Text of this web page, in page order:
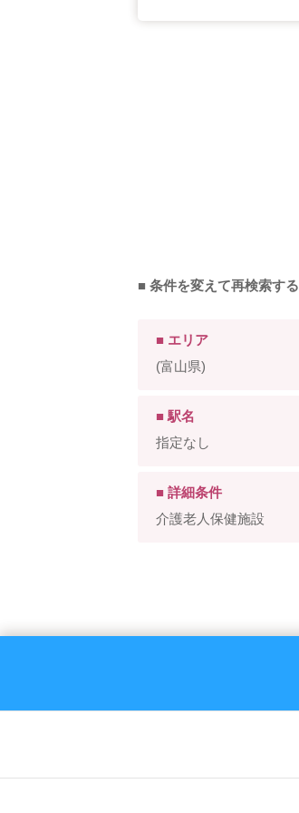
■ 条件を変えて再検索する
■ エリア
(富山県)
■ 駅名
指定なし
■ 詳細条件
介護老人保健施設